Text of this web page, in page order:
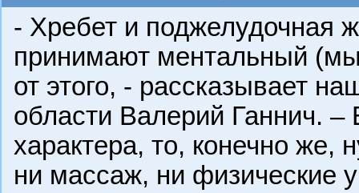
- Хребет и поджелудочная
принимают ментальный
от этого, - рассказывает
области Валерий Ганнич. –
характера, то, конечно же,
ни массаж, ни физические